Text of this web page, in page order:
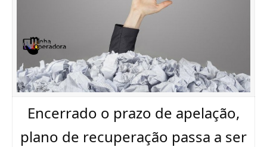
Encerrado o prazo de apelação,
plano de recuperação passa a ser